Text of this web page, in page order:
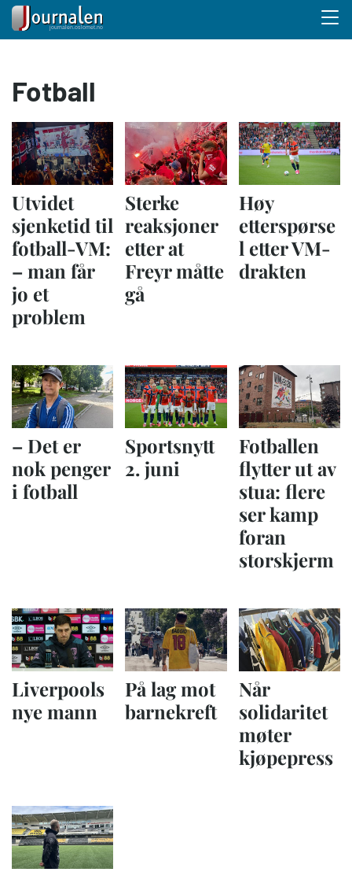
hovedinnhold
Fotball
Utvidet
sjenketid til
fotball-VM:
– man får
jo et
problem
Sterke
reaksjoner
etter at
Freyr måtte
gå
Høy
etterspørse
l etter VM-
drakten
– Det er
nok penger
i fotball
Sportsnytt
2. juni
Fotballen
flytter ut av
stua: flere
ser kamp
foran
storskjerm
Liverpools
nye mann
På lag mot
barnekreft
Når
solidaritet
møter
kjøpepress